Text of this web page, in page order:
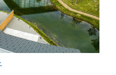
メリット
めの記事３選